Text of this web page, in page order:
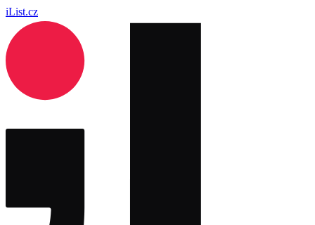
iList.cz